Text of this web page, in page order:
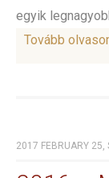
egyik
Tovább
2017 FEBRUARY 25,